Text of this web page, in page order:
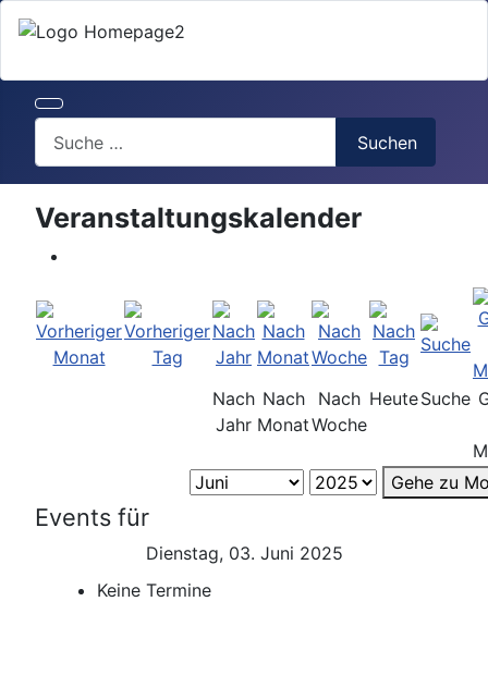
Suchen
Veranstaltungskalender
Nach
Jahr
Nach
Monat
Nach
Woche
HeuteSuche
Gehe zu
Events für
Dienstag, 03. Juni 2025
Keine Termine